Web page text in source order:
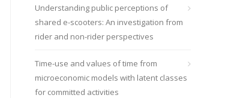
Understanding public perceptions of
shared e-scooters: An investigation from
rider and non-rider perspectives
Time-use and values of time from
microeconomic models with latent classes
for committed activities